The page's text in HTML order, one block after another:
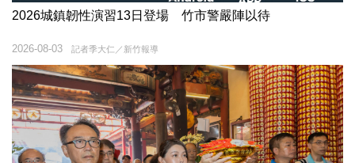
2026城鎮韌性演習13日登場 竹市警嚴陣以待
記者季大仁／新竹報導
2026-08-03